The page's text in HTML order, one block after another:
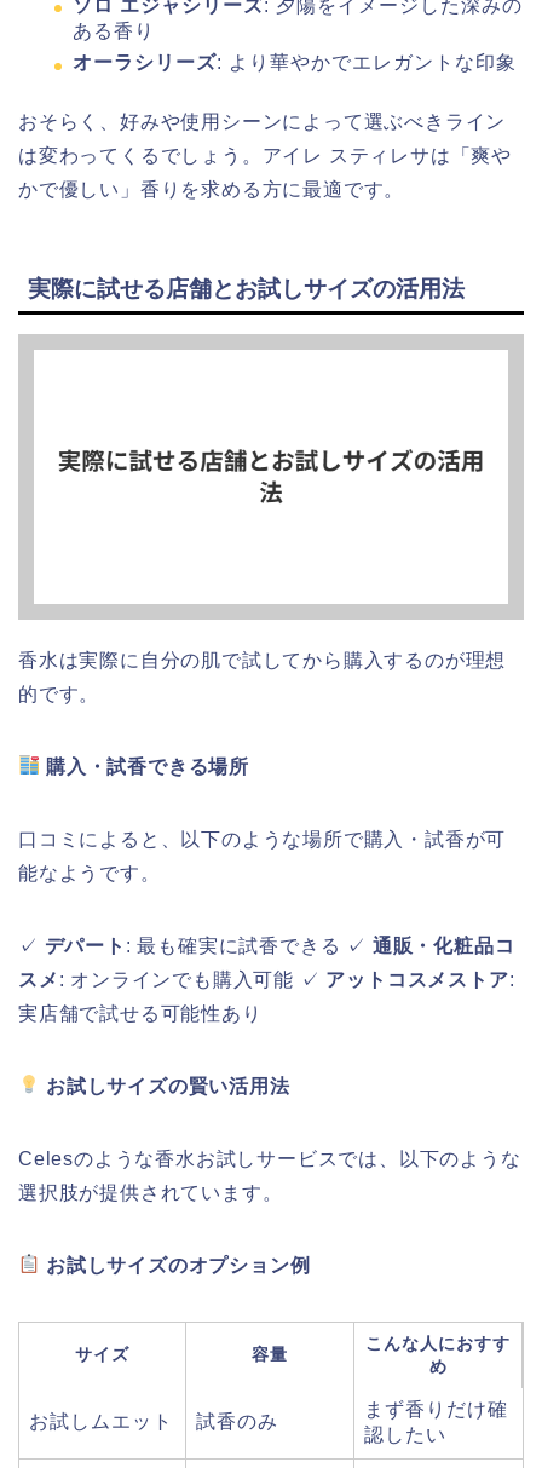
ソロ エジャシリーズ: 夕陽をイメージした深みの
ある香り
オーラシリーズ: より華やかでエレガントな印象
おそらく、好みや使用シーンによって選ぶべきライン
は変わってくるでしょう。アイレ スティレサは「爽や
かで優しい」香りを求める方に最適です。
実際に試せる店舗とお試しサイズの活用法
香水は実際に自分の肌で試してから購入するのが理想
的です。
購入・試香できる場所
口コミによると、以下のような場所で購入・試香が可
能なようです。
✓ デパート : 最も確実に試香できる ✓ 通販・化粧品コ
スメ : オンラインでも購入可能 ✓ アットコスメストア:
実店舗で試せる可能性あり
お試しサイズの賢い活用法
Celesのような香水お試しサービスでは、以下のような
選択肢が提供されています。
お試しサイズのオプション例
サイズ 容量
こんな人におすす
め
お試しムエット 試香のみ
まず香りだけ確
認したい